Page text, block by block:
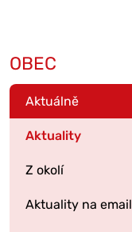
OBEC
Aktuálně
Aktuality
Z okolí
Aktuality na email